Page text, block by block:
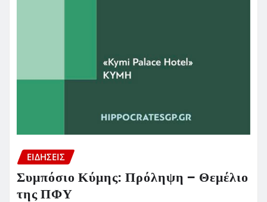
ΕΙΔΗΣΕΙΣ
Συμπόσιο Κύμης: Πρόληψη – Θεμέλιο
της ΠΦΥ